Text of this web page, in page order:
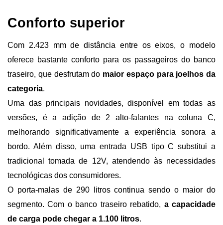
Conforto superior
Com 2.423 mm de distância entre os eixos, o modelo
oferece bastante conforto para os passageiros do banco
traseiro, que desfrutam do maior espaço para joelhos da
categoria.
Uma das principais novidades, disponível em todas as
versões, é a adição de 2 alto-falantes na coluna C,
melhorando significativamente a experiência sonora a
bordo. Além disso, uma entrada USB tipo C substitui a
tradicional tomada de 12V, atendendo às necessidades
tecnológicas dos consumidores.
O porta-malas de 290 litros continua sendo o maior do
segmento. Com o banco traseiro rebatido, a capacidade
de carga pode chegar a 1.100 litros.